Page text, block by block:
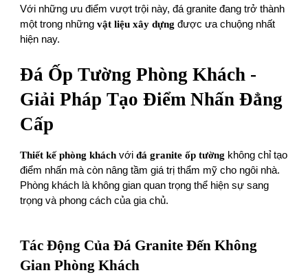
Với những ưu điểm vượt trội này, đá granite đang trở thành
một trong nhữngvật liệu xây dựng được ưa chuộng nhất
hiện nay.
Đá Ốp Tường Phòng Khách -
Giải Pháp Tạo Điểm Nhấn Đẳng
Cấp
Thiết kế phòng khách vớiđá granite ốp tường không chỉ tạo
điểm nhấn mà còn nâng tầm giá trị thẩm mỹ cho ngôi nhà.
Phòng khách là không gian quan trọng thể hiện sự sang
trọng và phong cách của gia chủ.
Tác Động Của Đá Granite Đến Không
Gian Phòng Khách